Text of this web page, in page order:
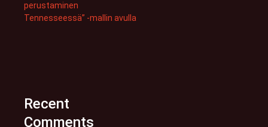
perustaminen
Tennesseessä” -mallin avulla
Recent
Comments